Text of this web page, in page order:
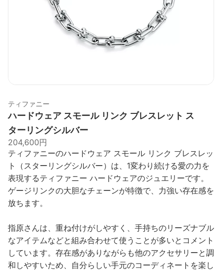
ティファニー
ハードウェア スモール リンク ブレスレット ス
ターリングシルバー
204,600円
ティファニーのハードウェア スモール リンク ブレスレッ
ト（スターリングシルバー）は、1変わり続ける愛の力を
表現するティファニー ハードウェアのジュエリーです。
ゲージリンクの大胆なチェーンが特徴で、力強い存在感を
放ちます。
指原さんは、重ね付けがしやすく、手持ちのリーズナブル
なアイテムなどと組み合わせて使うことが多いとコメント
しています。存在感がありながらも他のアクセサリーと調
和しやすいため、自分らしい手元のコーディネートを楽し